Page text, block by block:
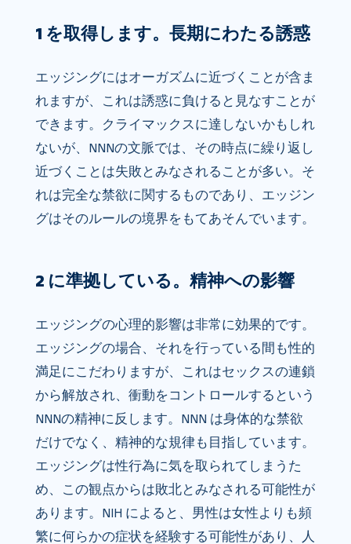
1 を取得します。長期にわたる誘惑
エッジングにはオーガズムに近づくことが含ま
れますが、これは誘惑に負けると見なすことが
できます。クライマックスに達しないかもしれ
ないが、NNNの文脈では、その時点に繰り返し
近づくことは失敗とみなされることが多い。そ
れは完全な禁欲に関するものであり、エッジン
グはそのルールの境界をもてあそんでいます。
2 に準拠している。精神への影響
エッジングの心理的影響は非常に効果的です。
エッジングの場合、それを行っている間も性的
満足にこだわりますが、これはセックスの連鎖
から解放され、衝動をコントロールするという
NNNの精神に反します。NNN は身体的な禁欲
だけでなく、精神的な規律も目指しています。
エッジングは性行為に気を取られてしまうた
め、この観点からは敗北とみなされる可能性が
あります。NIH によると、男性は女性よりも頻
繁に何らかの症状を経験する可能性があり、人